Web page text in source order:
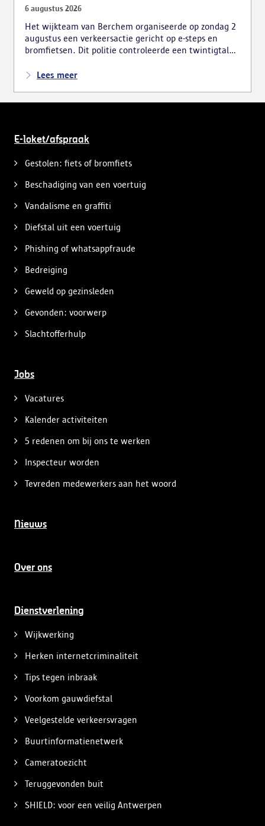
6 augustus 2026
Het wijkteam van Berchem organiseerde op zondag 2
augustus een verkeersactie gericht op e-steps en
bromfietsen. Dit politie controleerde een twintigtal
Lees meer
E-loket/afspraak
Gestolen: fiets of bromfiets
Beschadiging van een voertuig
Vandalisme en graffiti
Diefstal uit een voertuig
Phishing of whatsappfraude
Bedreiging
Geweld op gezinsleden
Gevonden: voorwerp
Slachtofferhulp
Jobs
Vacatures
Kalender activiteiten
5 redenen om bij ons te werken
Inspecteur worden
Tevreden medewerkers aan het woord
Nieuws
Over ons
Dienstverlening
Wijkwerking
Herken internetcriminaliteit
Tips tegen inbraak
Voorkom gauwdiefstal
Veelgestelde verkeersvragen
Buurtinformatienetwerk
Cameratoezicht
Teruggevonden buit
SHIELD: voor een veilig Antwerpen